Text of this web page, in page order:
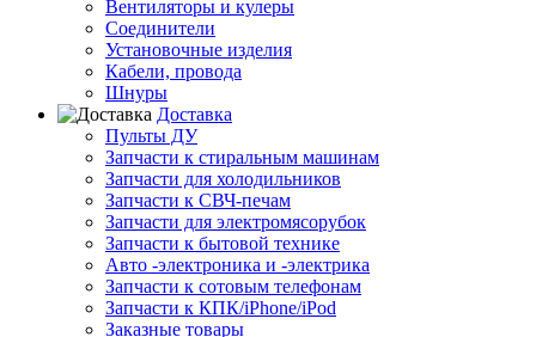
Вентиляторы и кулеры
Соединители
Установочные изделия
Кабели, провода
Шнуры
Доставка
Пульты ДУ
Запчасти к стиральным машинам
Запчасти для холодильников
Запчасти к СВЧ-печам
Запчасти для электромясорубок
Запчасти к бытовой технике
Авто -электроника и -электрика
Запчасти к сотовым телефонам
Запчасти к КПК/iPhone/iPod
Заказные товары